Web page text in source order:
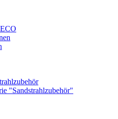
"Sandstrahlzubehör"